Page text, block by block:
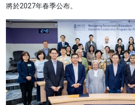
將於2027年春季公布。